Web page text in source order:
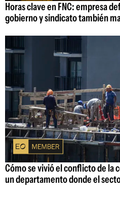
Horas clave en FNC: empresa
gobierno y sindicato también
Cómo se vivió el conflicto de la
un departamento donde el